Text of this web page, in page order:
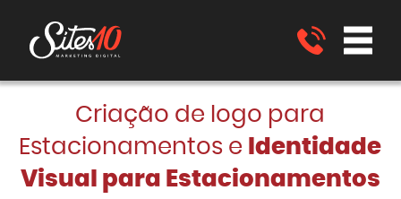
Criação de logo para
Estacionamentos e Identidade
Visual para Estacionamentos